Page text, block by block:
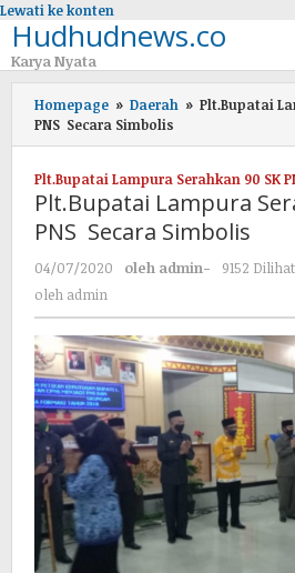
Lewati ke konten
Hudhudnews.co
Karya Nyata
Homepage » Daerah » Plt.Bupatai
PNS Secara Simbolis
Plt.Bupatai Lampura Serahkan 90 SK
Plt.Bupatai Lampura
PNS Secara Simbolis
04/07/2020 oleh admin-
9152 Dilihat
oleh admin